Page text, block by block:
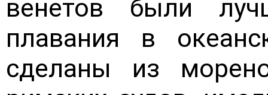
венетов были
плавания в
сделаны из